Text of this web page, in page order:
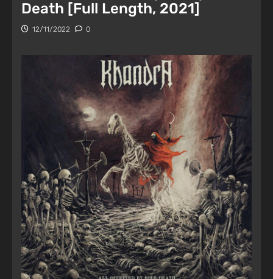
Death [Full Length, 2021]
12/11/2022 0